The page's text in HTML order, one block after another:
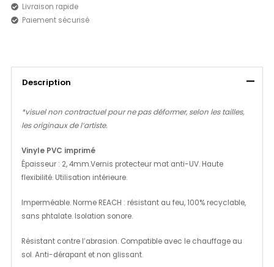
Livraison rapide
Paiement sécurisé
Description
*visuel non contractuel pour ne pas déformer, selon les tailles,
les originaux de l’artiste.
Vinyle PVC imprimé
Épaisseur : 2, 4mm.Vernis protecteur mat anti-UV. Haute
flexibilité. Utilisation intérieure.
Imperméable. Norme REACH : résistant au feu, 100% recyclable,
sans phtalate. Isolation sonore.
Résistant contre l’abrasion. Compatible avec le chauffage au
sol. Anti-dérapant et non glissant.